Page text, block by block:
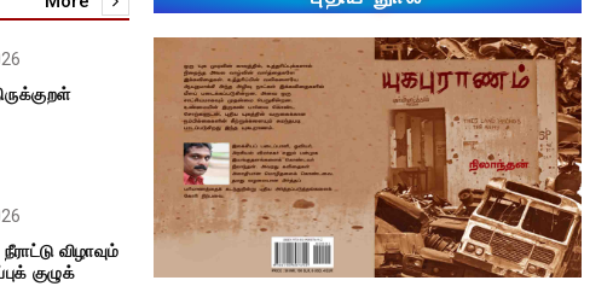
நீராட்டு விழாவும்
குழுக்